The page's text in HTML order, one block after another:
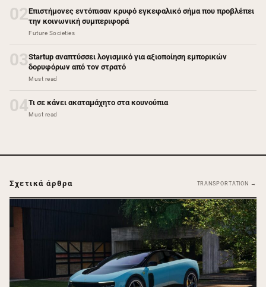
02Επιστήμονες εντόπισαν κρυφό εγκεφαλικό σήμα που προβλέπει
την κοινωνική συμπεριφορά
Future Societies
03Startup αναπτύσσει λογισμικό για αξιοποίηση εμπορικών
δορυφόρων από τον στρατό
Must read
04Τι σε κάνει ακαταμάχητο στα κουνούπια
Must read
Σχετικά άρθρα TRANSPORTATION →